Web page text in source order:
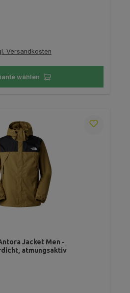
Versandkosten
wählen
Jacket Men -
atmungsaktiv